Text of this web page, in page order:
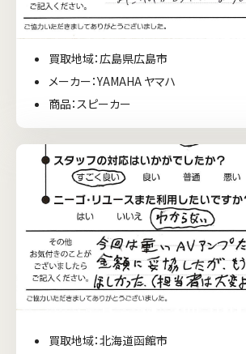
買取地域：広島県広島市
メーカー：YAMAHA ヤマハ
商品：スピーカー
買取地域：北海道函館市